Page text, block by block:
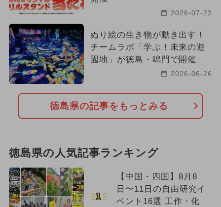
2026-07-23
ぬり絵の生き物が動き出す！
チームラボ「学ぶ！未来の遊
園地」が徳島・鳴門で開催
2026-06-26
徳島県の記事をもっとみる
徳島県の人気記事ランキング
1
【中国・四国】8月8
日〜11日の自由研究イ
ベント16選 工作・化